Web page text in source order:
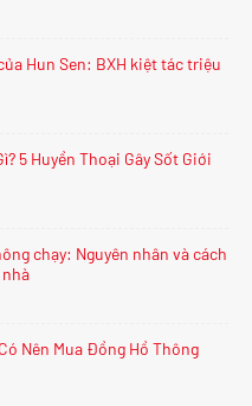
Hun Sen: BXH kiệt tác triệu
5 Huyền Thoại Gây Sốt Giới
chạy: Nguyên nhân và cách
Nên Mua Đồng Hồ Thông